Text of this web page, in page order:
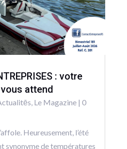
: votre
vous attend
Le Magazine| 0
Heureusement, l’été
synonyme de températures